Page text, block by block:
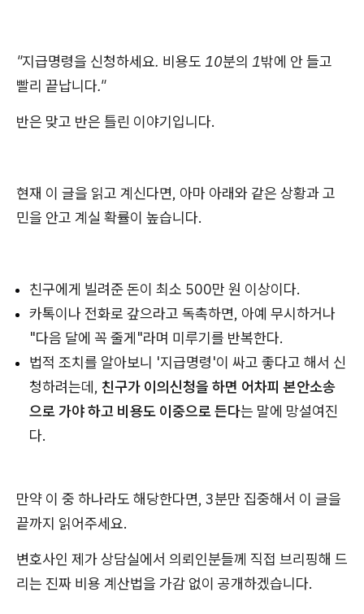
"지급명령을 신청하세요. 비용도 10분의 1밖에 안 들고
빨리 끝납니다."
반은 맞고 반은 틀린 이야기입니다.
현재 이 글을 읽고 계신다면, 아마 아래와 같은 상황과 고
민을 안고 계실 확률이 높습니다.
친구에게 빌려준 돈이 최소 500만 원 이상이다.
카톡이나 전화로 갚으라고 독촉하면, 아예 무시하거나
"다음 달에 꼭 줄게"라며 미루기를 반복한다.
법적 조치를 알아보니 '지급명령'이 싸고 좋다고 해서 신
청하려는데, 친구가 이의신청을 하면 어차피 본안소송
으로 가야 하고 비용도 이중으로 든다는 말에 망설여진
다.
만약 이 중 하나라도 해당한다면, 3분만 집중해서 이 글을
끝까지 읽어주세요.
변호사인 제가 상담실에서 의뢰인분들께 직접 브리핑해 드
리는 진짜 비용 계산법을 가감 없이 공개하겠습니다.